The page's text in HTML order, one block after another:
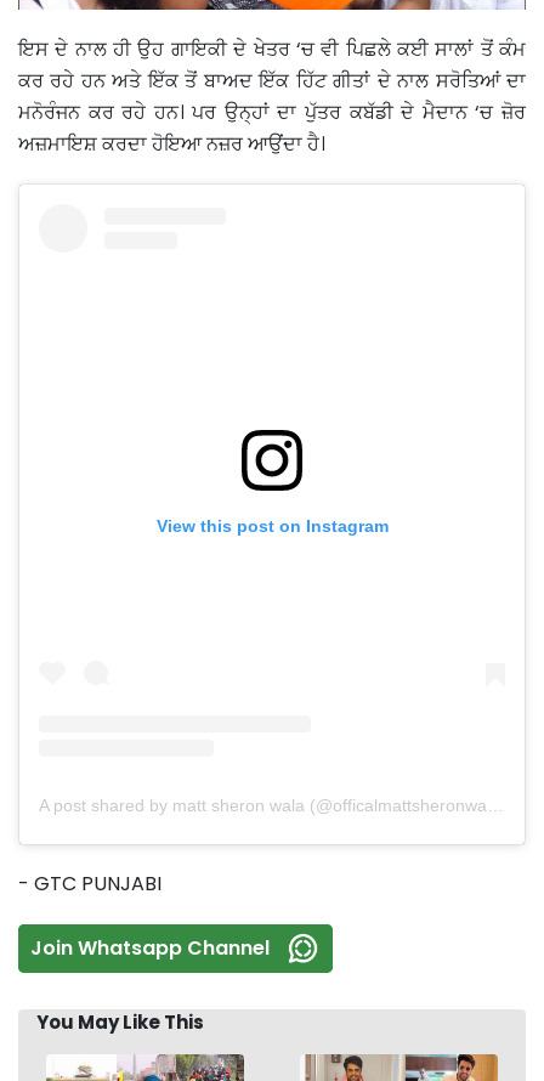
ਇਸ ਦੇ ਨਾਲ ਹੀ ਉਹ ਗਾਇਕੀ ਦੇ ਖੇਤਰ ‘ਚ ਵੀ ਪਿਛਲੇ ਕਈ ਸਾਲਾਂ ਤੋਂ ਕੰਮ
ਕਰ ਰਹੇ ਹਨ ਅਤੇ ਇੱਕ ਤੋਂ ਬਾਅਦ ਇੱਕ ਹਿੱਟ ਗੀਤਾਂ ਦੇ ਨਾਲ ਸਰੋਤਿਆਂ ਦਾ
ਮਨੋਰੰਜਨ ਕਰ ਰਹੇ ਹਨ। ਪਰ ਉਨ੍ਹਾਂ ਦਾ ਪੁੱਤਰ ਕਬੱਡੀ ਦੇ ਮੈਦਾਨ ‘ਚ ਜ਼ੋਰ
ਅਜ਼ਮਾਇਸ਼ ਕਰਦਾ ਹੋਇਆ ਨਜ਼ਰ ਆਉਂਦਾ ਹੈ।
View this post on Instagram
- GTC PUNJABI
Join Whatsapp Channel
You May Like This